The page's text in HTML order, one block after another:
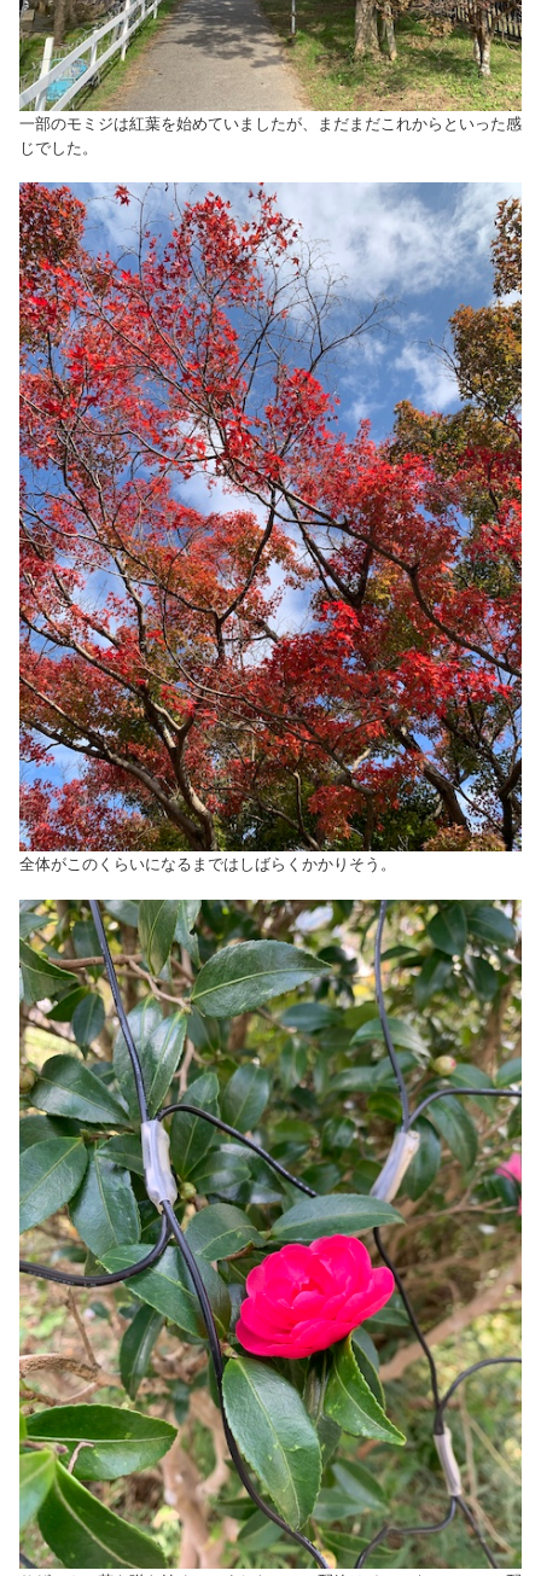
一部のモミジは紅葉を始めていましたが、まだまだこれからといった感
じでした。
全体がこのくらいになるまではしばらくかかりそう。